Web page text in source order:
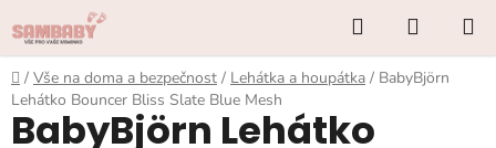
na
obsah
Hledat
KOŠÍK
Domů
/ Vše na doma a bezpečnost / Lehátka a houpátka / BabyBjörn
Lehátko Bouncer Bliss Slate Blue Mesh
BabyBjörn Lehátko